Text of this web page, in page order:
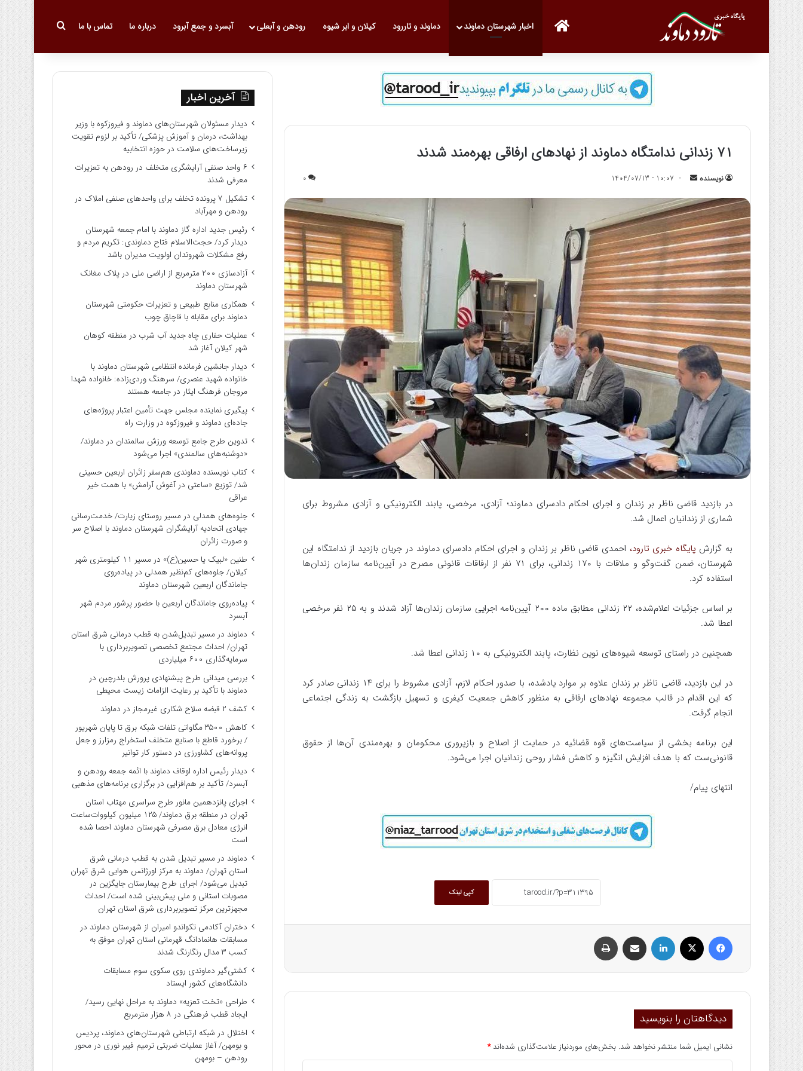
صفحه نخست
اخبار شهرستان دماوند دماوند و تاررود کیلان و ابر شیوه رودهن و آبعلی آبسرد و جمع آبرود درباره ما تماس با ما جستجو برای
۷۱ زندانی ندامتگاه دماوند از نهادهای ارفاقی بهره‌مند شدند
نویسنده
س
ا
ل
ب
ه
ا
ی
م
ی
ل
10:07 - 1404/07/13
0
در بازدید قاضی ناظر بر زندان و اجرای احکام دادسرای دماوند؛ آزادی، مرخصی، پابند الکترونیکی و آزادی مشروط برای
شماری از زندانیان اعمال شد.
به گزارش پایگاه خبری تارود، احمدی قاضی ناظر بر زندان و اجرای احکام دادسرای دماوند در جریان بازدید از ندامتگاه این
شهرستان، ضمن گفت‌وگو و ملاقات با ۱۷۰ زندانی، برای ۷۱ نفر از ارفاقات قانونی مصرح در آیین‌نامه سازمان زندان‌ها
استفاده کرد.
بر اساس جزئیات اعلام‌شده، ۲۲ زندانی مطابق ماده ۲۰۰ آیین‌نامه اجرایی سازمان زندان‌ها آزاد شدند و به ۲۵ نفر مرخصی
اعطا شد.
همچنین در راستای توسعه شیوه‌های نوین نظارت، پابند الکترونیکی به ۱۰ زندانی اعطا شد.
در این بازدید، قاضی ناظر بر زندان علاوه بر موارد یادشده، با صدور احکام لازم، آزادی مشروط را برای ۱۴ زندانی صادر کرد
که این اقدام در قالب مجموعه نهادهای ارفاقی به منظور کاهش جمعیت کیفری و تسهیل بازگشت به زندگی اجتماعی
انجام گرفت.
این برنامه بخشی از سیاست‌های قوه قضائیه در حمایت از اصلاح و بازپروری محکومان و بهره‌مندی آن‌ها از حقوق
قانونی‌ست که با هدف افزایش انگیزه و کاهش فشار روحی زندانیان اجرا می‌شود.
انتهای پیام/
کپی لینک
ایکس
دیدگاهتان را بنویسید
نشانی ایمیل شما منتشر نخواهد شد. بخش‌های موردنیاز علامت‌گذاری شده‌اند*
آخرین اخبار
دیدار مسئولان شهرستان‌های دماوند و فیروزکوه با وزیر
بهداشت، درمان و آموزش پزشکی/ تأکید بر لزوم تقویت
زیرساخت‌های سلامت در حوزه انتخابیه
۶ واحد صنفی آرایشگری متخلف در رودهن به تعزیرات
معرفی شدند
تشکیل ۷ پرونده تخلف برای واحدهای صنفی املاک در
رودهن و مهرآباد
رئیس جدید اداره گاز دماوند با امام جمعه شهرستان
دیدار کرد/ حجت‌الاسلام فتاح دماوندی: تکریم مردم و
رفع مشکلات شهروندان اولویت مدیران باشد
آزادسازی ۲۰۰ مترمربع از اراضی ملی در پلاک مغانک
شهرستان دماوند
همکاری منابع طبیعی و تعزیرات حکومتی شهرستان
دماوند برای مقابله با قاچاق چوب
عملیات حفاری چاه جدید آب شرب در منطقه کوهان
شهر کیلان آغاز شد
دیدار جانشین فرمانده انتظامی شهرستان دماوند با
خانواده شهید عنصری/ سرهنگ وردی‌زاده: خانواده شهدا
مروجان فرهنگ ایثار در جامعه هستند
پیگیری نماینده مجلس جهت تأمین اعتبار پروژه‌های
جاده‌ای دماوند و فیروزکوه در وزارت راه
تدوین طرح جامع توسعه ورزش سالمندان در دماوند/
«دوشنبه‌های سالمندی» اجرا می‌شود
کتاب نویسنده دماوندی هم‌سفر زائران اربعین حسینی
شد/ توزیع «ساعتی در آغوش آرامش» با همت خیر
عراقی
جلوه‌های همدلی در مسیر روستای زیارت/ خدمت‌رسانی
جهادی اتحادیه آرایشگران شهرستان دماوند با اصلاح سر
و صورت زائران
طنین «لبیک یا حسین(ع)» در مسیر ۱۱ کیلومتری شهر
کیلان/ جلوه‌های کم‌نظیر همدلی در پیاده‌روی
جاماندگان اربعین شهرستان دماوند
پیاده‌روی جاماندگان اربعین با حضور پرشور مردم شهر
آبسرد
دماوند در مسیر تبدیل‌شدن به قطب درمانی شرق استان
تهران/ احداث مجتمع تخصصی تصویربرداری با
سرمایه‌گذاری ۶۰۰ میلیاردی
بررسی میدانی طرح پیشنهادی پرورش بلدرچین در
دماوند با تأکید بر رعایت الزامات زیست ‌محیطی
کشف ۲ قبضه سلاح شکاری غیرمجاز در دماوند
کاهش ۳۵۰۰ مگاواتی تلفات شبکه برق تا پایان شهریور
/ برخورد قاطع با صنایع متخلف استخراج رمزارز و جعل
پروانه‌های کشاورزی در دستور کار توانیر
دیدار رئیس اداره اوقاف دماوند با ائمه جمعه رودهن و
آبسرد/ تأکید بر هم‌افزایی در برگزاری برنامه‌های مذهبی
اجرای پانزدهمین مانور طرح سراسری مهتاب استان
تهران در منطقه برق دماوند/ ۱۲۵ میلیون کیلووات‌ساعت
انرژی معادل برق مصرفی شهرستان دماوند احصا شده
است
دماوند در مسیر تبدیل شدن به قطب درمانی شرق
استان تهران/ دماوند به مرکز اورژانس هوایی شرق تهران
تبدیل می‌شود/ اجرای طرح بیمارستان جایگزین در
مصوبات استانی و ملی پیش‌بینی شده است/ احداث
مجهزترین مرکز تصویربرداری شرق استان تهران
دختران آکادمی تکواندو امیران از شهرستان دماوند در
مسابقات هانمادانگ قهرمانی استان تهران موفق به
کسب ۳ مدال رنگارنگ شدند
کشتی‌گیر دماوندی روی سکوی سوم مسابقات
دانشگاه‌های کشور ایستاد
طراحی «تخت تعزیه» دماوند به مراحل نهایی رسید/
ایجاد قطب فرهنگی در ۸ هزار مترمربع
اختلال در شبکه ارتباطی شهرستان‌های دماوند، پردیس
و بومهن/ آغاز عملیات ضربتی ترمیم فیبر نوری در محور
رودهن – بومهن